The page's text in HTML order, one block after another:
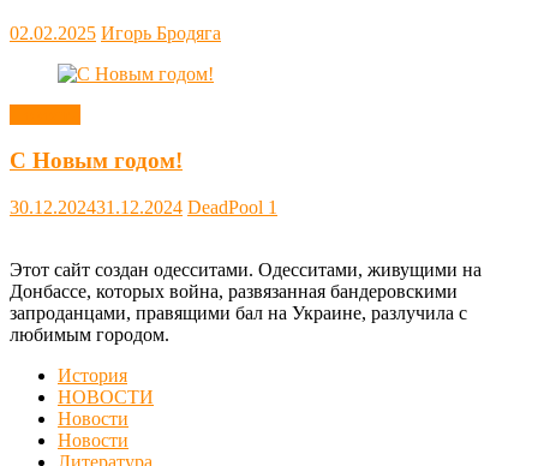
02.02.2025 Игорь Бродяга
С Новым годом!
30.12.202431.12.2024 DeadPool 1
Этот сайт создан одесситами. Одесситами, живущими на
Донбассе, которых война, развязанная бандеровскими
запроданцами, правящими бал на Украине, разлучила с
любимым городом.
История
НОВОСТИ
Новости
Новости
Литература